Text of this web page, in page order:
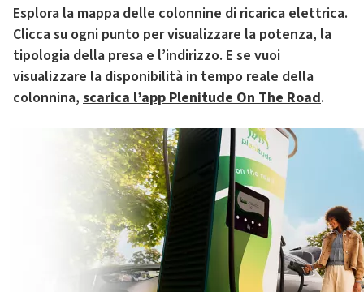
Esplora la mappa delle colonnine di ricarica elettrica.
Clicca su ogni punto per visualizzare la potenza, la
tipologia della presa e l’indirizzo. E se vuoi
visualizzare la disponibilità in tempo reale della
colonnina, scarica l’app Plenitude On The Road.